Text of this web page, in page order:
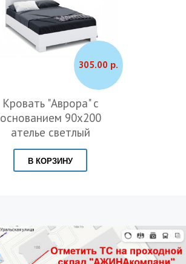
305.00 р.
Кровать "Аврора" с
основанием 90х200
ателье светлый
В КОРЗИНУ